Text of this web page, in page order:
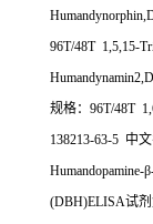
96T/48T 1,5,15-
规格： 96T/48T
138213-63-5 中文
Humandopamine-β
(DBH)ELISA试剂